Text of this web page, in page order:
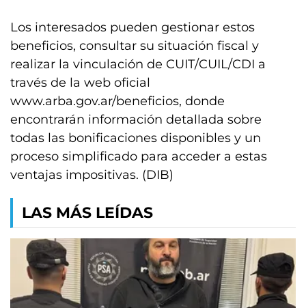
Los interesados pueden gestionar estos
beneficios, consultar su situación fiscal y
realizar la vinculación de CUIT/CUIL/CDI a
través de la web oficial
www.arba.gov.ar/beneficios, donde
encontrarán información detallada sobre
todas las bonificaciones disponibles y un
proceso simplificado para acceder a estas
ventajas impositivas. (DIB)
LAS MÁS LEÍDAS